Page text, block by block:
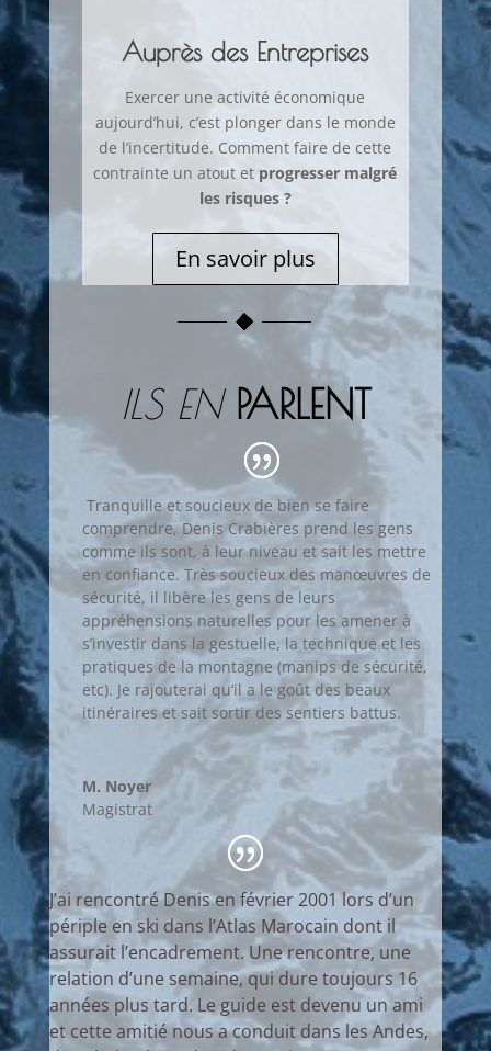
Auprès des Entreprises
Exercer une activité économique
aujourd’hui, c’est plonger dans le monde
de l’incertitude. Comment faire de cette
contrainte un atout et progresser malgré
les risques ?
En savoir plus
ILS EN PARLENT
Tranquille et soucieux de bien se faire
comprendre, Denis Crabières prend les gens
comme ils sont, à leur niveau et sait les mettre
en confiance.Très soucieux des manœuvres de
sécurité, il libère les gens de leurs
appréhensions naturelles pour les amener à
s’investir dans la gestuelle, la technique et les
pratiques de la montagne (manips de sécurité,
etc). Je rajouterai qu’il a le goût des beaux
itinéraires et sait sortir des sentiers battus.
M. Noyer
Magistrat
J’ai rencontré Denis en février 2001 lors d’un
périple en ski dans l’Atlas Marocain dont il
assurait l’encadrement. Une rencontre, une
relation d’une semaine, qui dure toujours 16
années plus tard. Le guide est devenu un ami
et cette amitié nous a conduit dans les Andes,